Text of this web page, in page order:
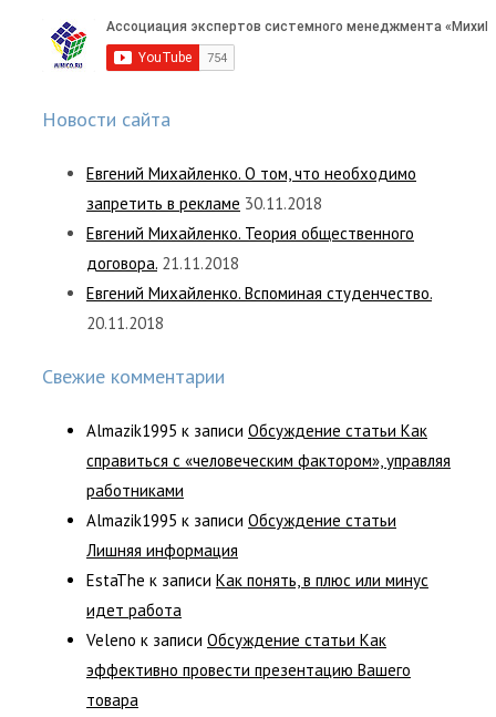
Новости сайта
Евгений Михайленко. О том, что необходимо
запретить в рекламе 30.11.2018
Евгений Михайленко. Теория общественного
договора. 21.11.2018
Евгений Михайленко. Вспоминая студенчество.
20.11.2018
Свежие комментарии
Almazik1995 к записи Обсуждение статьи Как
справиться с «человеческим фактором», управляя
работниками
Almazik1995 к записи Обсуждение статьи
Лишняя информация
EstaThe к записи Как понять, в плюс или минус
идет работа
Veleno к записи Обсуждение статьи Как
эффективно провести презентацию Вашего
товара